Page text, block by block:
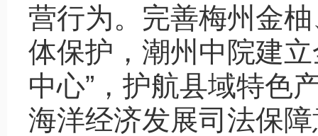
营行为。完善梅州金
体保护，潮州中院建
中心”，护航县域特色
海洋经济发展司法保